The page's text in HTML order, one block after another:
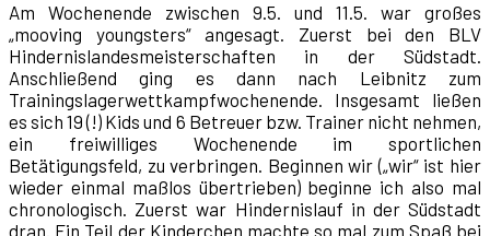
Am Wochenende zwischen 9.5. und 11.5. war großes
„mooving youngsters“ angesagt. Zuerst bei den BLV
Hindernislandesmeisterschaften in der Südstadt.
Anschließend ging es dann nach Leibnitz zum
Trainingslagerwettkampfwochenende. Insgesamt ließen
es sich 19 (!) Kids und 6 Betreuer bzw. Trainer nicht nehmen,
ein freiwilliges Wochenende im sportlichen
Betätigungsfeld, zu verbringen. Beginnen wir („wir“ ist hier
wieder einmal maßlos übertrieben) beginne ich also mal
chronologisch. Zuerst war Hindernislauf in der Südstadt
dran. Ein Teil der Kinderchen machte so mal zum Spaß bei